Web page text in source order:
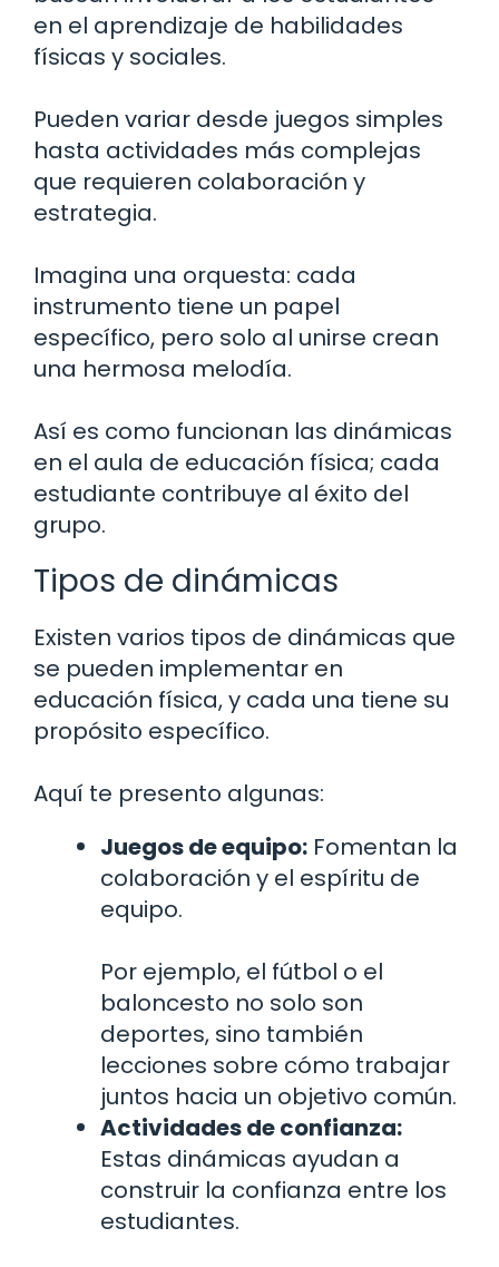
en el aprendizaje de habilidades
físicas y sociales.
Pueden variar desde juegos simples
hasta actividades más complejas
que requieren colaboración y
estrategia.
Imagina una orquesta: cada
instrumento tiene un papel
específico, pero solo al unirse crean
una hermosa melodía.
Así es como funcionan las dinámicas
en el aula de educación física; cada
estudiante contribuye al éxito del
grupo.
Tipos de dinámicas
Existen varios tipos de dinámicas que
se pueden implementar en
educación física, y cada una tiene su
propósito específico.
Aquí te presento algunas:
Juegos de equipo: Fomentan la
colaboración y el espíritu de
equipo.
Por ejemplo, el fútbol o el
baloncesto no solo son
deportes, sino también
lecciones sobre cómo trabajar
juntos hacia un objetivo común.
Actividades de confianza:
Estas dinámicas ayudan a
construir la confianza entre los
estudiantes.